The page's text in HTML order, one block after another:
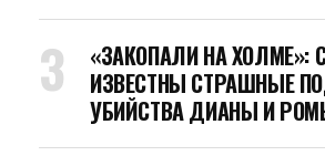
«ЗАКОПАЛИ НА ХОЛМЕ»:
ИЗВЕСТНЫ СТРАШНЫЕ
УБИЙСТВА ДИАНЫ И